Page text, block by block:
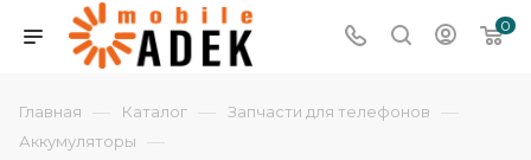
0
Главная — Каталог — Запчасти для телефонов —
Аккумуляторы —